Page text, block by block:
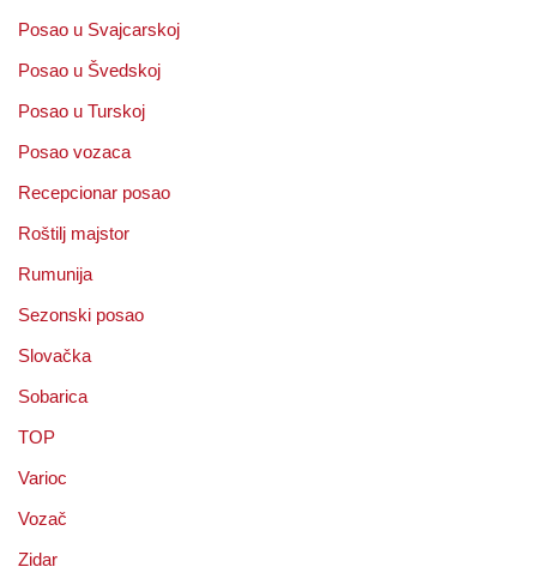
Posao u Svajcarskoj
Posao u Švedskoj
Posao u Turskoj
Posao vozaca
Recepcionar posao
Roštilj majstor
Rumunija
Sezonski posao
Slovačka
Sobarica
TOP
Varioc
Vozač
Zidar